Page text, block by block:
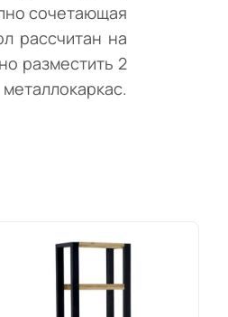
сочетающая
рассчитан на
разместить 2